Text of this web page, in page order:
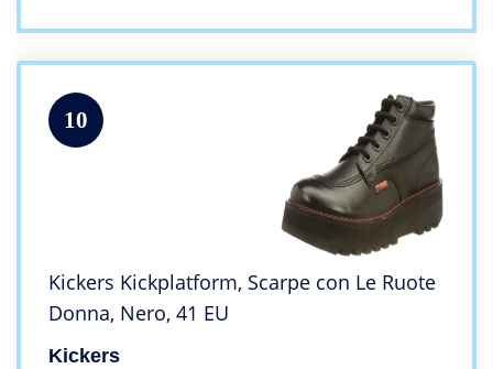
10
Kickers Kickplatform, Scarpe con Le Ruote
Donna, Nero, 41 EU
Kickers